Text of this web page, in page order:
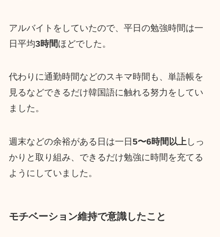
アルバイトをしていたので、平日の勉強時間は一
日平均3時間ほどでした。
代わりに通勤時間などのスキマ時間も、単語帳を
見るなどできるだけ韓国語に触れる努力をしてい
ました。
週末などの余裕がある日は一日 5〜6時間以上しっ
かりと取り組み、できるだけ勉強に時間を充てる
ようにしていました。
モチベーション維持で意識したこと